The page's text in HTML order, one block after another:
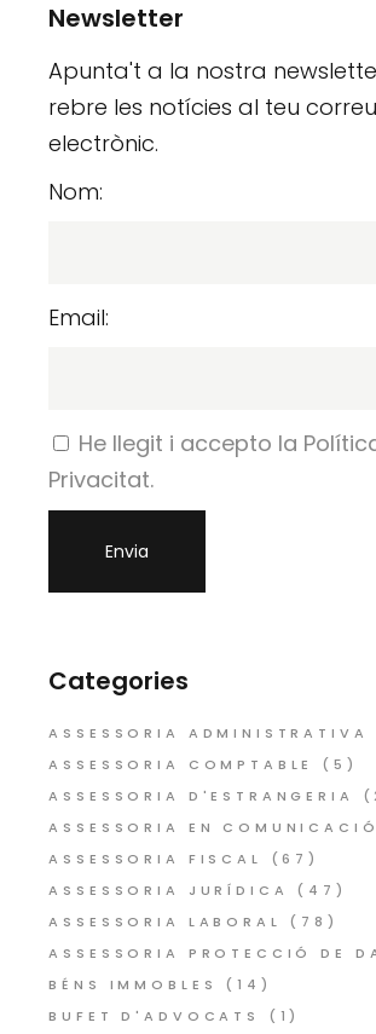
Newsletter
Apunta't a la nostra
rebre les notícies al teu correu
electrònic.
Nom:
Email:
He llegit i accepto la
Privacitat.
Categories
ASSESSORIA ADMINISTRATIVA
ASSESSORIA COMPTABLE
(5)
ASSESSORIA D'ESTRANGERIA
ASSESSORIA EN COMUNICACIÓ
ASSESSORIA FISCAL
(67)
ASSESSORIA JURÍDICA
(47)
ASSESSORIA LABORAL
(78)
ASSESSORIA PROTECCIÓ DE
BÉNS IMMOBLES
(14)
BUFET D'ADVOCATS
(1)